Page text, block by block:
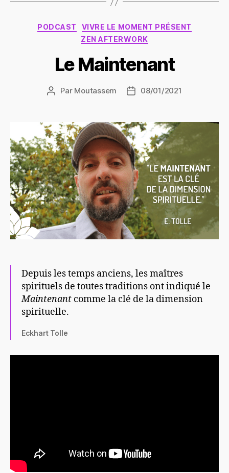
Catégories
PODCAST
VIVRE LE MOMENT PRÉSENT
ZEN AFTERWORK
Le Maintenant
Auteur
Par Moutassem
Date08/01/2021
Depuis les temps anciens, les maîtres
spirituels de toutes traditions ont indiqué le
Maintenant comme la clé de la dimension
spirituelle.
Eckhart Tolle